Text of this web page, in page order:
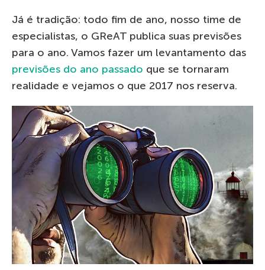
Já é tradição: todo fim de ano, nosso time de
especialistas, o GReAT publica suas previsões
para o ano. Vamos fazer um levantamento das
previsões do ano passado que se tornaram
realidade e vejamos o que 2017 nos reserva.